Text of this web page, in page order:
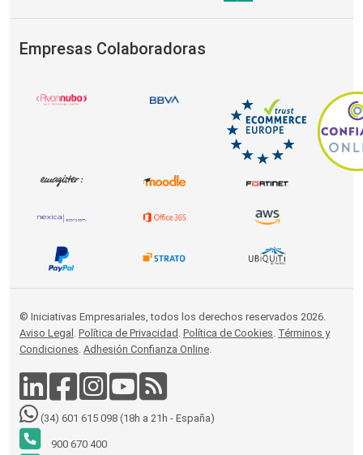
Empresas Colaboradoras
© Iniciativas Empresariales, todos los derechos reservados 2026.
Aviso Legal Política de Privacidad Política de Cookies Términos y
Condiciones Adhesión Confianza Online
(34) 601 615 098 (18h a 21h - España)
900 670 400